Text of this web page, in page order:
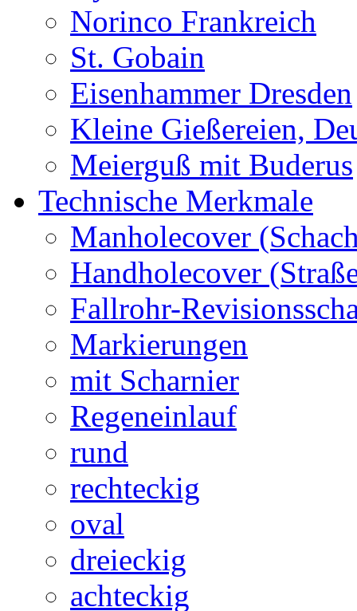
Norinco Frankreich
St. Gobain
Eisenhammer Dresden
Kleine Gießereien,
Meierguß mit Buderus
Technische Merkmale
Manholecover
Handholecover
Fallrohr-
Markierungen
mit Scharnier
Regeneinlauf
rund
rechteckig
oval
dreieckig
achteckig